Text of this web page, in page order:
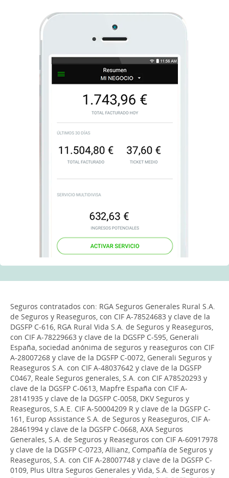
Seguros contratados con: RGA Seguros Generales Rural S.A.
de Seguros y Reaseguros, con CIF A-78524683 y clave de la
DGSFP C-616, RGA Rural Vida S.A. de Seguros y Reaseguros,
con CIF A-78229663 y clave de la DGSFP C-595, Generali
España, sociedad anónima de seguros y reaseguros con CIF
A-28007268 y clave de la DGSFP C-0072, Generali Seguros y
Reaseguros S.A. con CIF A-48037642 y clave de la DGSFP
C0467, Reale Seguros generales, S.A. con CIF A78520293 y
clave de la DGSFP C-0613, Mapfre España con CIF A-
28141935 y clave de la DGSFP C-0058, DKV Seguros y
Reaseguros, S.A.E. CIF A-50004209 R y clave de la DGSFP C-
161, Europ Assistance S.A. de Seguros y Reaseguros, CIF A-
28461994 y clave de la DGSFP C-0668, AXA Seguros
Generales, S.A. de Seguros y Reaseguros con CIF A-60917978
y clave de la DGSFP C-0723, Allianz, Compañía de Seguros y
Reaseguros, S.A. con CIF A-28007748 y clave de la DGSFP C-
0109, Plus Ultra Seguros Generales y Vida, S.A. de Seguros y